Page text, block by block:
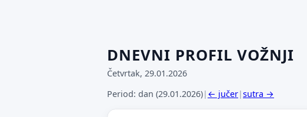
DNEVNI PROFIL VOŽNJI
Četvrtak, 29.01.2026
Period: dan (29.01.2026)| ← jučer|sutra →